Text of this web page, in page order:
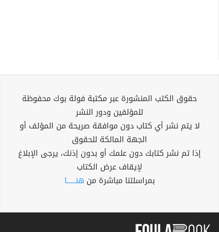
حقوق الكتب المنشورة عبر مكتبة فولة بوك محفوظة
للمؤلفين ودور النشر
لا يتم نشر أي كتاب دون موافقة صريحة من المؤلف أو
الجهة المالكة للحقوق
إذا تم نشر كتابك دون علمك أو بدون إذنك، يرجى الإبلاغ
لإيقاف عرض الكتاب
بمراسلتنا مباشرة من هنــــــا